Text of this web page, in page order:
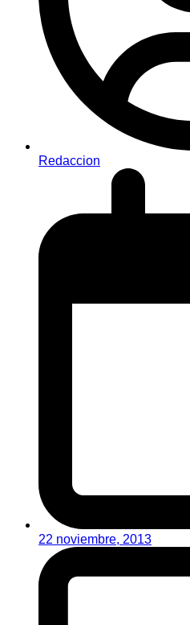
Redaccion
22 noviembre, 2013